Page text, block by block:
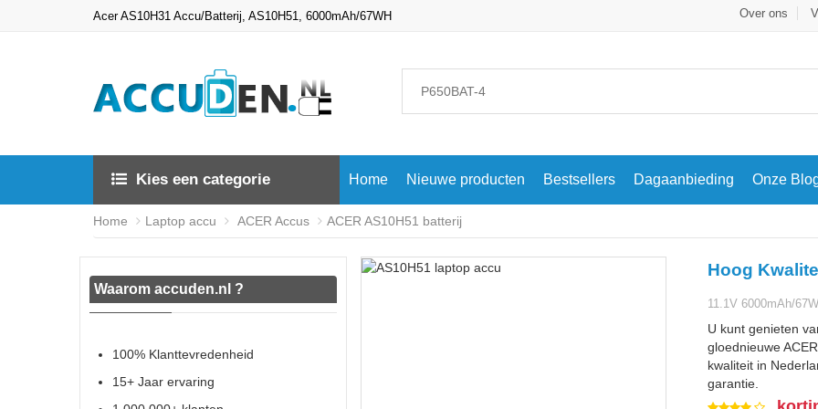
Acer AS10H31 Accu/Batterij, AS10H51, 6000mAh/67WH Over ons
Kies een categorie Home Nieuwe producten Bestsellers Dagaanbieding Onze
Home Laptop accu ACER Accus ACER AS10H51 batterij
Waarom accuden.nl ?
100% Klanttevredenheid
15+ Jaar ervaring
Hoog
11.1V 6000mAh/
U kunt genieten
gloednieuwe
kwaliteit in
garantie.